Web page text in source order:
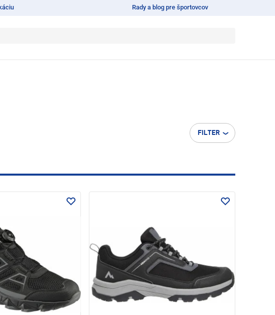
Rady a blog pre športovcov
FILTER